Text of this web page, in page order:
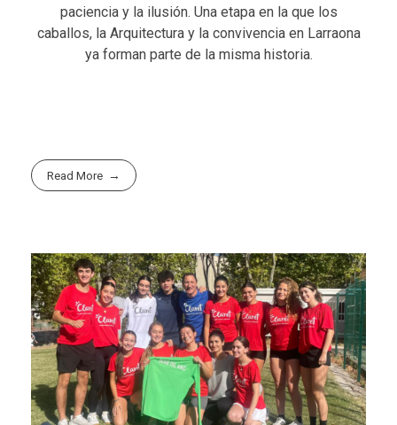
paciencia y la ilusión. Una etapa en la que los
caballos, la Arquitectura y la convivencia en Larraona
ya forman parte de la misma historia.
Read More